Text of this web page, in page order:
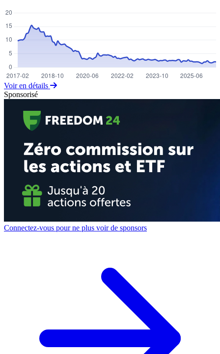
Voir en détails
Sponsorisé
Connectez-vous pour ne plus voir de sponsors